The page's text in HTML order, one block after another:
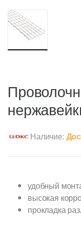
Наличие:
удобный
высокая
прокладка